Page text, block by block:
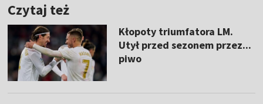
Czytaj też
Kłopoty triumfatora LM.
Utył przed sezonem przez...
piwo